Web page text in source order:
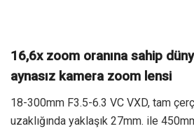
16,6x zoom oranına sahip
aynasız kamera zoom lensi
18-300mm F3.5-6.3 VC VXD, tam
uzaklığında yaklaşık 27mm. ile